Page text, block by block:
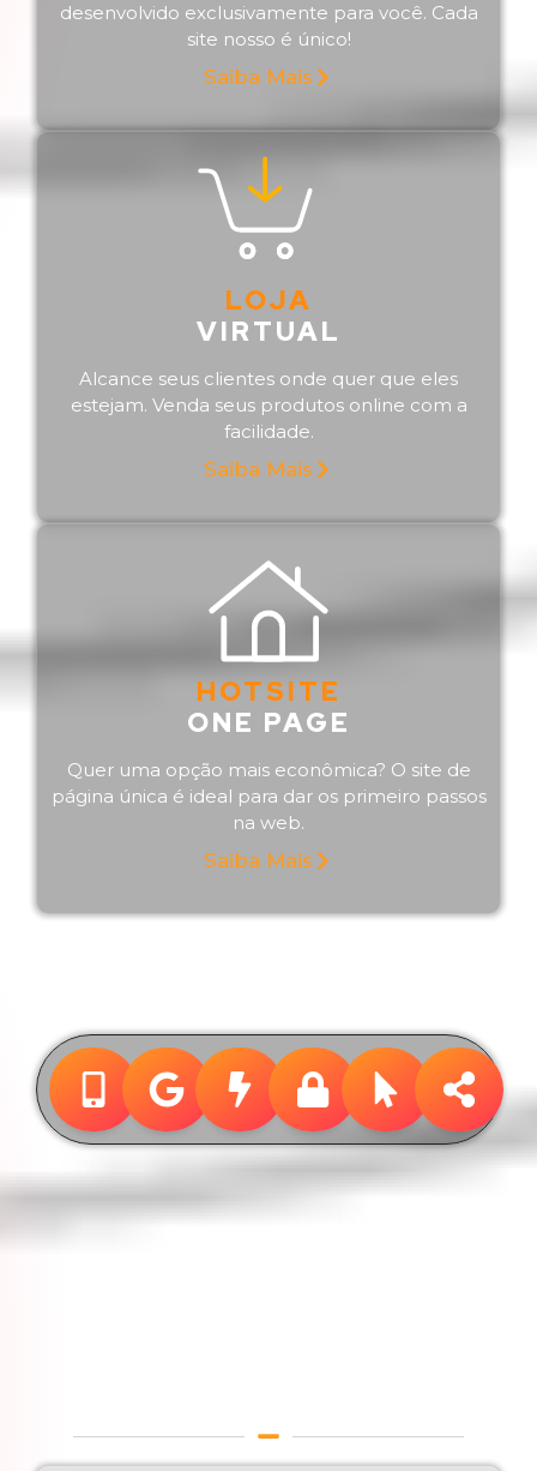
desenvolvido exclusivamente para você. Cada
site nosso é único!
Saiba Mais
LOJA
VIRTUAL
Alcance seus clientes onde quer que eles
estejam. Venda seus produtos online com a
facilidade.
Saiba Mais
HOTSITE
ONE PAGE
Quer uma opção mais econômica? O site de
página única é ideal para dar os primeiro passos
na web.
Saiba Mais